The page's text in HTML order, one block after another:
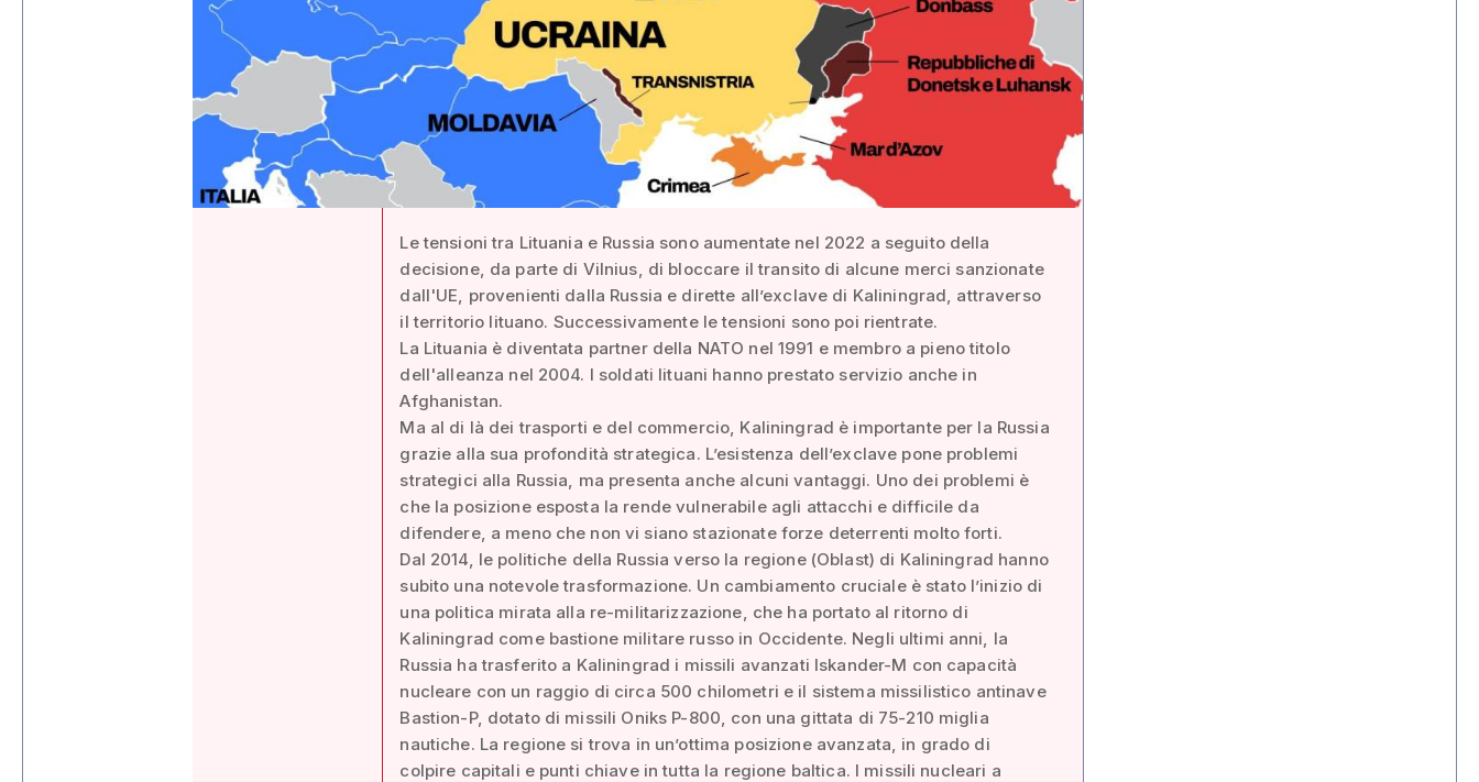
Le tensioni tra Lituania e Russia sono aumentate nel 2022 a seguito della
decisione, da parte di Vilnius, di bloccare il transito di alcune merci sanzionate
dall'UE, provenienti dalla Russia e dirette all’exclave di Kaliningrad, attraverso
il territorio lituano. Successivamente le tensioni sono poi rientrate.
La Lituania è diventata partner della NATO nel 1991 e membro a pieno titolo
dell'alleanza nel 2004. I soldati lituani hanno prestato servizio anche in
Afghanistan.
Ma al di là dei trasporti e del commercio, Kaliningrad è importante per la Russia
grazie alla sua profondità strategica. L’esistenza dell’exclave pone problemi
strategici alla Russia, ma presenta anche alcuni vantaggi. Uno dei problemi è
che la posizione esposta la rende vulnerabile agli attacchi e difficile da
difendere, a meno che non vi siano stazionate forze deterrenti molto forti.
Dal 2014, le politiche della Russia verso la regione (Oblast) di Kaliningrad hanno
subito una notevole trasformazione. Un cambiamento cruciale è stato l’inizio di
una politica mirata alla re-militarizzazione, che ha portato al ritorno di
Kaliningrad come bastione militare russo in Occidente. Negli ultimi anni, la
Russia ha trasferito a Kaliningrad i missili avanzati Iskander-M con capacità
nucleare con un raggio di circa 500 chilometri e il sistema missilistico antinave
Bastion-P, dotato di missili Oniks P-800, con una gittata di 75-210 miglia
nautiche. La regione si trova in un’ottima posizione avanzata, in grado di
colpire capitali e punti chiave in tutta la regione baltica. I missili nucleari a